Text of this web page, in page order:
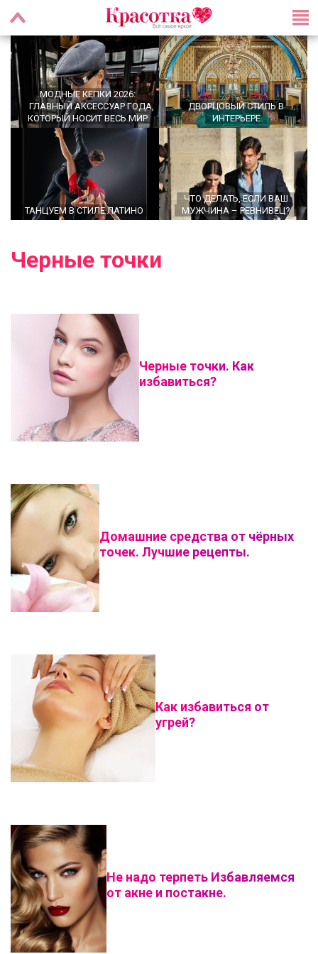
МОДНЫЕ КЕПКИ 2026:
ГЛАВНЫЙ АКСЕССУАР ГОДА,
КОТОРЫЙ НОСИТ ВЕСЬ МИР
ДВОРЦОВЫЙ СТИЛЬ В
ИНТЕРЬЕРЕ
ТАНЦУЕМ В СТИЛЕ ЛАТИНО
ЧТО ДЕЛАТЬ, ЕСЛИ ВАШ
МУЖЧИНА – РЕВНИВЕЦ?
Черные точки
Черные точки. Как
избавиться?
Домашние средства от чёрных
точек. Лучшие рецепты.
Как избавиться от
угрей?
Не надо терпеть Избавляемся
от акне и постакне.